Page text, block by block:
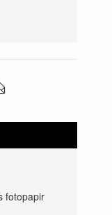
fotopapir